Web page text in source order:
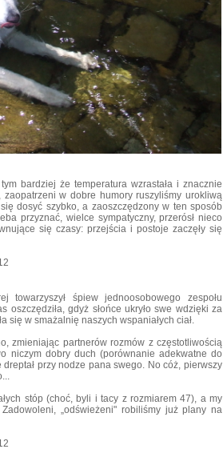
bardziej że temperatura wzrastała i znacznie
w dobre humory ruszyliśmy urokliwą
dosyć szybko, a zaoszczędzony w ten sposób
przyznać, wielce sympatyczny, przerósł nieco
się czasy: przejścia i postoje zaczęły się
towarzyszył śpiew jednoosobowego zespołu
gdyż słońce ukryło swe wdzięki za
się w smażalnię naszych wspaniałych ciał.
zmieniając partnerów rozmów z częstotliwością
niczym dobry duch (porównanie adekwatne do
przy nodze pana swego. No cóż, pierwszy
stóp (choć, byli i tacy z rozmiarem 47), a my
„odświeżeni" robiliśmy już plany na